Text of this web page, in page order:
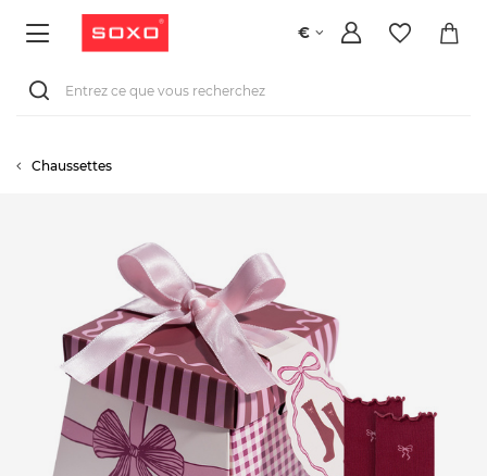
€
Chaussettes